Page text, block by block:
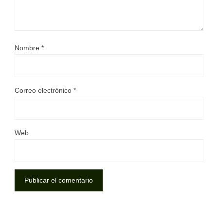
Nombre *
Correo electrónico *
Web